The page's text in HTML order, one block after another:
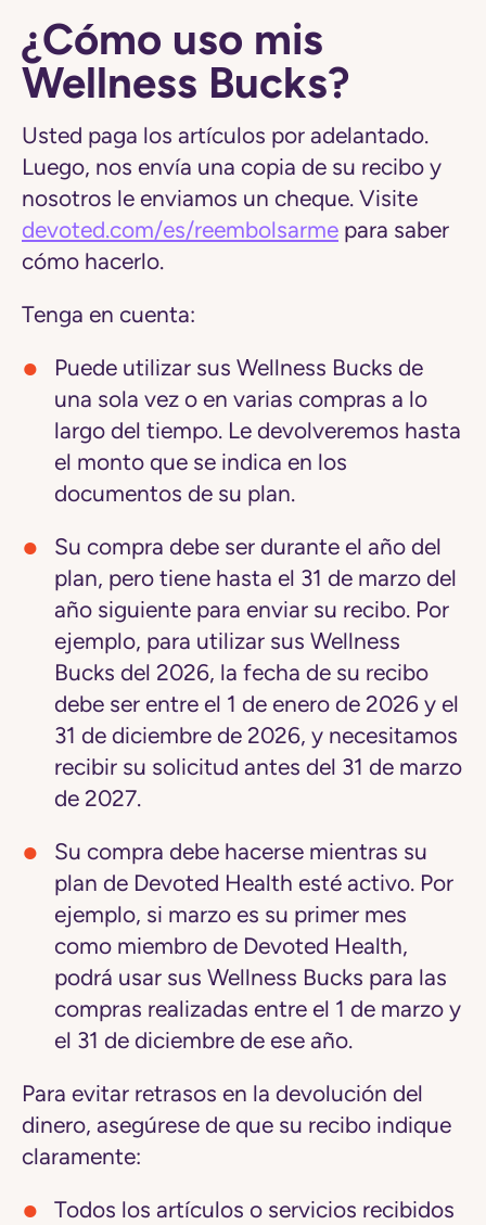
¿Cómo uso mis
Wellness Bucks?
Usted paga los artículos por adelantado.
Luego, nos envía una copia de su recibo y
nosotros le enviamos un cheque. Visite
devoted.com/es/reembolsarme para saber
cómo hacerlo.
Tenga en cuenta:
Puede utilizar sus Wellness Bucks de
una sola vez o en varias compras a lo
largo del tiempo. Le devolveremos hasta
el monto que se indica en los
documentos de su plan.
Su compra debe ser durante el año del
plan, pero tiene hasta el 31 de marzo del
año siguiente para enviar su recibo. Por
ejemplo, para utilizar sus Wellness
Bucks del 2026, la fecha de su recibo
debe ser entre el 1 de enero de 2026 y el
31 de diciembre de 2026, y necesitamos
recibir su solicitud antes del 31 de marzo
de 2027.
Su compra debe hacerse mientras su
plan de Devoted Health esté activo. Por
ejemplo, si marzo es su primer mes
como miembro de Devoted Health,
podrá usar sus Wellness Bucks para las
compras realizadas entre el 1 de marzo y
el 31 de diciembre de ese año.
Para evitar retrasos en la devolución del
dinero, asegúrese de que su recibo indique
claramente:
Todos los artículos o servicios recibidos